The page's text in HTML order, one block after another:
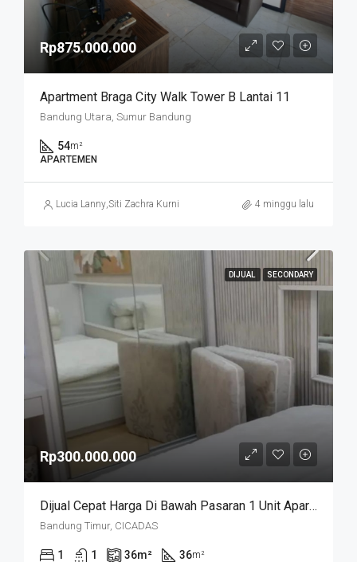
Rp875.000.000
Apartment Braga City Walk Tower B Lantai 11
Bandung Utara, Sumur Bandung
54m²
APARTEMEN
Lucia Lanny,Siti Zachra Kurniasari 4 minggu lalu
DIJUAL SECONDARY
Rp300.000.000
Dijual Cepat Harga Di Bawah Pasaran 1 Unit Apartemen Cicadas Jln A Yani Bandung Kota
Bandung Timur, CICADAS
1 1 36m² 36m²